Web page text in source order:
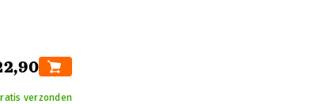
verzonden